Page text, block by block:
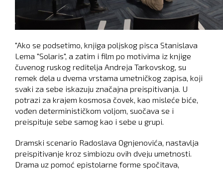
"Ako se podsetimo, knjiga poljskog pisca Stanislava
Lema "Solaris", a zatim i film po motivima iz knjige
čuvenog ruskog reditelja Andreja Tarkovskog, su
remek dela u dvema vrstama umetničkog zapisa, koji
svaki za sebe iskazuju značajna preispitivanja. U
potrazi za krajem kosmosa čovek, kao misleće biće,
vođen determinističkom voljom, suočava se i
preispituje sebe samog kao i sebe u grupi.
Dramski scenario Radoslava Ognjenovića, nastavlja
preispitivanje kroz simbiozu ovih dveju umetnosti.
Drama uz pomoć epistolarne forme spočitava,